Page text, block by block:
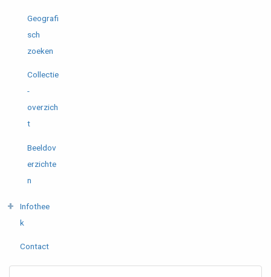
Geografi
sch
zoeken
Collectie
-
overzich
t
Beeldov
erzichte
n
Infothee
k
Contact